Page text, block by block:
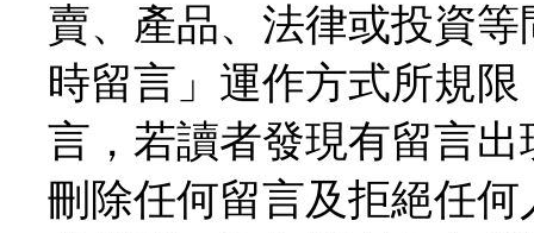
賣、產品、法律或投資
時留言」運作方式所規
言，若讀者發現有留言
刪除任何留言及拒絕任